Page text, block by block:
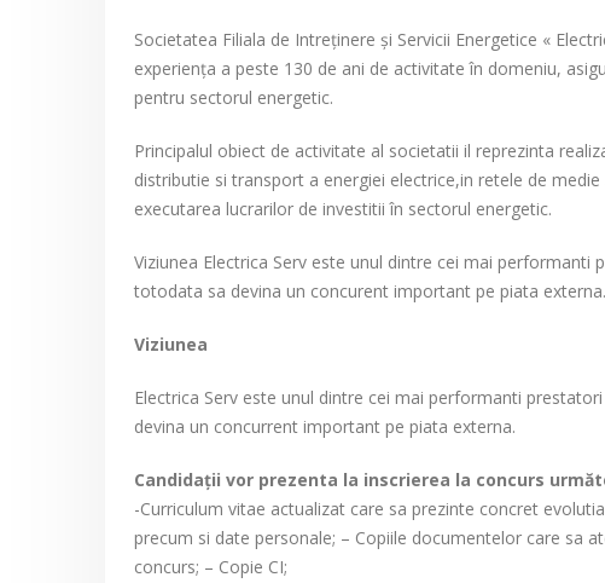
Societatea Filiala de Intreţinere şi Servicii Energetice «
experienţa a peste 130 de ani de activitate în domeniu,
pentru sectorul energetic.
Principalul obiect de activitate al societatii il reprezinta
distributie si transport a energiei electrice,in retele de
executarea lucrarilor de investitii în sectorul energetic.
Viziunea Electrica Serv este unul dintre cei mai
totodata sa devina un concurent important pe piata externa.
Viziunea
Electrica Serv este unul dintre cei mai performanti
devina un concurrent important pe piata externa.
Candidaţii vor prezenta la inscrierea la concurs
-Curriculum vitae actualizat care sa prezinte concret
precum si date personale; – Copiile documentelor care sa
concurs; – Copie CI;